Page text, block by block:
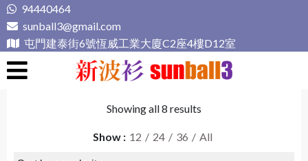
Skip
to
content
94440464
sunball3@gmail.com
屯門建泰街6號恆威工業大廈C2座4樓D12室
Showing all 8 results
Show 12 24 36 All